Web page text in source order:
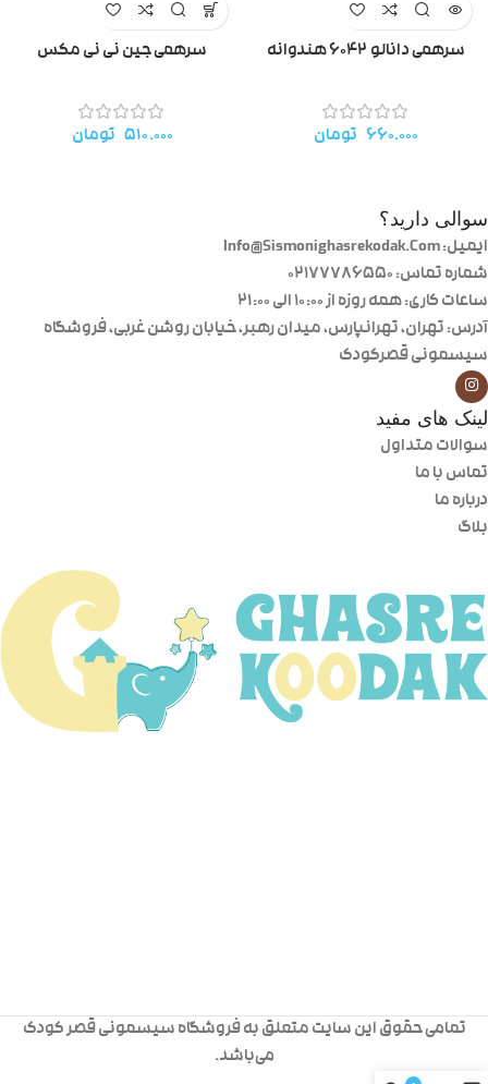
سرهمی دانالو ۶۰۴۲ هندوانه
۶۶۰.۰۰۰ تومان
سرهمی جین نی نی مکس
۵۱۰.۰۰۰ تومان
سوالی دارید؟
ایمیل: Info@Sismonighasrekodak.Com
شماره تماس: 02177786550
ساعات کاری: همه روزه از ۱۰:۰۰ الی ۲۱:۰۰
آدرس: تهران، تهرانپارس، میدان رهبر، خیابان روشن غربی، فروشگاه
سیسمونی قصرکودک
لینک های مفید
سوالات متداول
تماس با ما
درباره ما
بلاگ
تمامی حقوق این سایت متعلق به فروشگاه سیسمونی قصر کودک
می‌باشد.